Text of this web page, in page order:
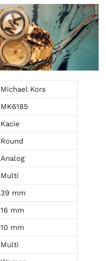
Michael Kors
MK6185
Kacie
Round
Analog
Multi
39 mm
16 mm
10 mm
Multi